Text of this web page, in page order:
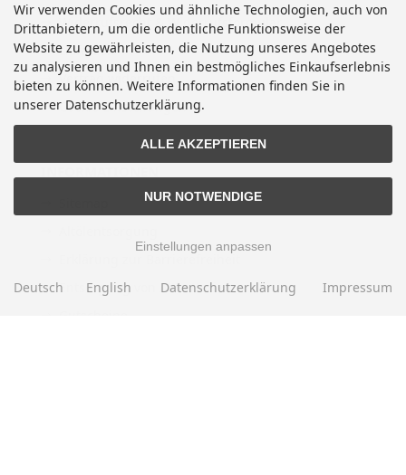
Widerrufsrecht & Widerrufsformular
Lieferzeit
Vertrag widerrufen
Cookie Einstellungen
Erklärung zur Barrierefreiheit
Entsorgung von Altbatterien
Wir verwenden Cookies und ähnliche Technologien, auch von
Drittanbietern, um die ordentliche Funktionsweise der
Website zu gewährleisten, die Nutzung unseres Angebotes
zu analysieren und Ihnen ein bestmögliches Einkaufserlebnis
bieten zu können. Weitere Informationen finden Sie in
unserer Datenschutzerklärung.
ALLE AKZEPTIEREN
NUR NOTWENDIGE
Einstellungen anpassen
Deutsch English Datenschutzerklärung Impressum